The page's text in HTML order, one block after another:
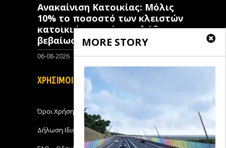
MORE STORY
Ανακαίνιση Κατοικίας: Μόλις
10% το ποσοστό των κλειστών
κατοικιών που έχουν λάβει
βεβαίωση ένταξης
06-08-2026 0
ΧΡΗΣΙΜΟΙ ΣΥΝΔΕΣΜΟΙ
Όροι Χρήσης
Δήλωση Ιδιωτικότητας